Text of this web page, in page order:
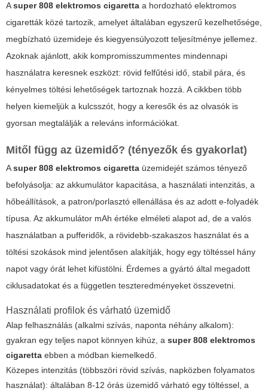
Asuper 808 elektromos cigaretta a hordozható elektromos
cigaretták közé tartozik, amelyet általában egyszerű kezelhetősége,
megbízható üzemideje és kiegyensúlyozott teljesítménye jellemez.
Azoknak ajánlott, akik kompromisszummentes mindennapi
használatra keresnek eszközt: rövid felfűtési idő, stabil pára, és
kényelmes töltési lehetőségek tartoznak hozzá. A cikkben több
helyen kiemeljük a kulcsszót, hogy a keresők és az olvasók is
gyorsan megtalálják a releváns információkat.
Mitől függ az üzemidő? (tényezők és gyakorlat)
Asuper 808 elektromos cigaretta üzemidejét számos tényező
befolyásolja: az akkumulátor kapacitása, a használati intenzitás, a
hőbeállítások, a patron/porlasztó ellenállása és az adott e-folyadék
típusa. Az akkumulátor mAh értéke elméleti alapot ad, de a valós
használatban a pufferidők, a rövidebb-szakaszos használat és a
töltési szokások mind jelentősen alakítják, hogy egy töltéssel hány
napot vagy órát lehet kifüstölni. Érdemes a gyártó által megadott
ciklusadatokat és a független teszteredményeket összevetni.
Használati profilok és várható üzemidő
Alap felhasználás (alkalmi szívás, naponta néhány alkalom):
gyakran egy teljes napot könnyen kihúz, a super 808 elektromos
cigaretta ebben a módban kiemelkedő.
Közepes intenzitás (többszöri rövid szívás, napközben folyamatos
használat): általában 8-12 órás üzemidő várható egy töltéssel, a